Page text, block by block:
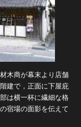
木商が幕末より店舗
建で，正面に下屋庇
は横一杯に繊細な格
宿場の面影を伝えて